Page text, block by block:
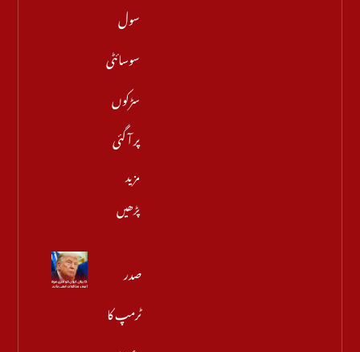
سول
سوسائٹی
سڑکوں
پر آ گئی
مزید
پڑھیں
صدر
ٹرمپ کا